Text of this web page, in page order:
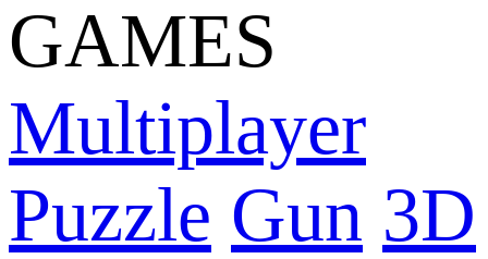
GAMES
Multiplayer
Puzzle Gun 3D